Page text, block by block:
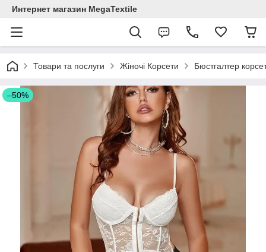
Интернет магазин MegaTextile
Товари та послуги Жіночі Корсети Бюстгалтер
–50%